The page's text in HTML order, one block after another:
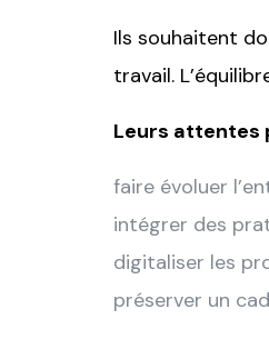
Ils souhaitent
travail.
Leurs attentes
faire évoluer
intégrer des
digitaliser les
préserver un